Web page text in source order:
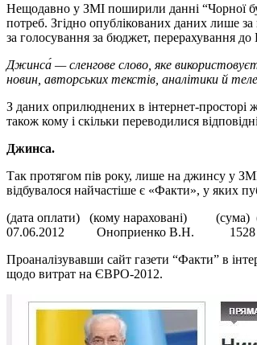
Нещодавно у ЗМІ поширили данні “Чорної
потреб. Згідно опублікованих даних лише
за голосування за бюджет, перерахування
Джинса́ — сленгове слово, яке
новин, авторських текстів, аналітики й
З даних оприлюднених в інтернет-просторі
також кому і скільки переводилися
Джинса.
Так протягом пів року, лише на джинсу у
відбувалося найчастіше є «Факти», у яких
(дата оплати) (кому нараховані) (сума)
07.06.2012 Оноприенко В.Н. 1528
Проаналізувавши сайт газети “Факти” в
щодо витрат на ЄВРО-2012.